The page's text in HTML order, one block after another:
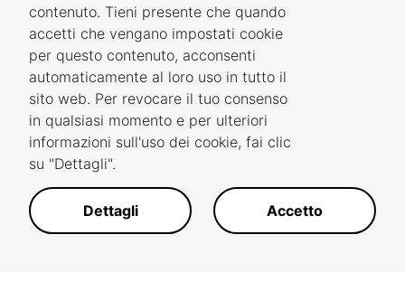
contenuto. Tieni presente che quando
accetti che vengano impostati cookie
per questo contenuto, acconsenti
automaticamente al loro uso in tutto il
sito web. Per revocare il tuo consenso
in qualsiasi momento e per ulteriori
informazioni sull'uso dei cookie, fai clic
su "Dettagli".
Dettagli Accetto